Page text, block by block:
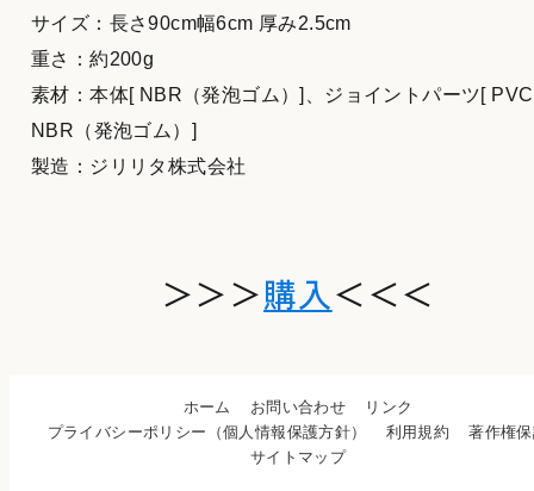
サイズ：長さ90cm幅6cm 厚み2.5cm
重さ：約200g
素材：本体[ NBR（発泡ゴム）]、ジョイントパーツ[
NBR（発泡ゴム）]
製造：ジリリタ株式会社
＞＞＞購入＜＜＜
ホーム お問い合わせ
リンク
プライバシーポリシー（個人情報保護方針）
利用規約
著作権
サイトマップ